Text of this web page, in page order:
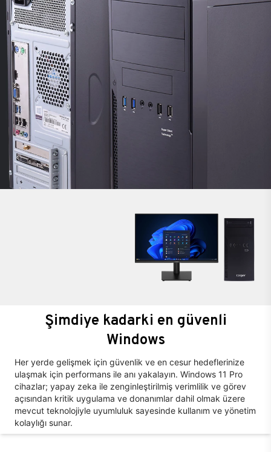
Şimdiye kadarki en güvenli
Windows
Her yerde gelişmek için güvenlik ve en cesur hedeflerinize
ulaşmak için performans ile anı yakalayın. Windows 11 Pro
cihazlar; yapay zeka ile zenginleştirilmiş verimlilik ve görev
açısından kritik uygulama ve donanımlar dahil olmak üzere
mevcut teknolojiyle uyumluluk sayesinde kullanım ve yönetim
kolaylığı sunar.